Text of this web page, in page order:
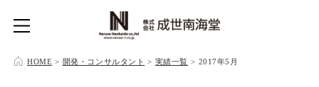
HOME > 開発・コンサルタント > 実績一覧 > 2017年5月